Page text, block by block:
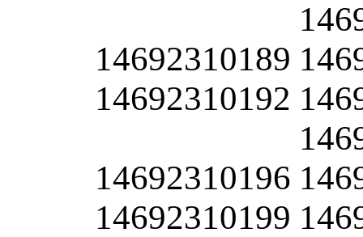
14692310189
14692310192
14692310196
14692310199